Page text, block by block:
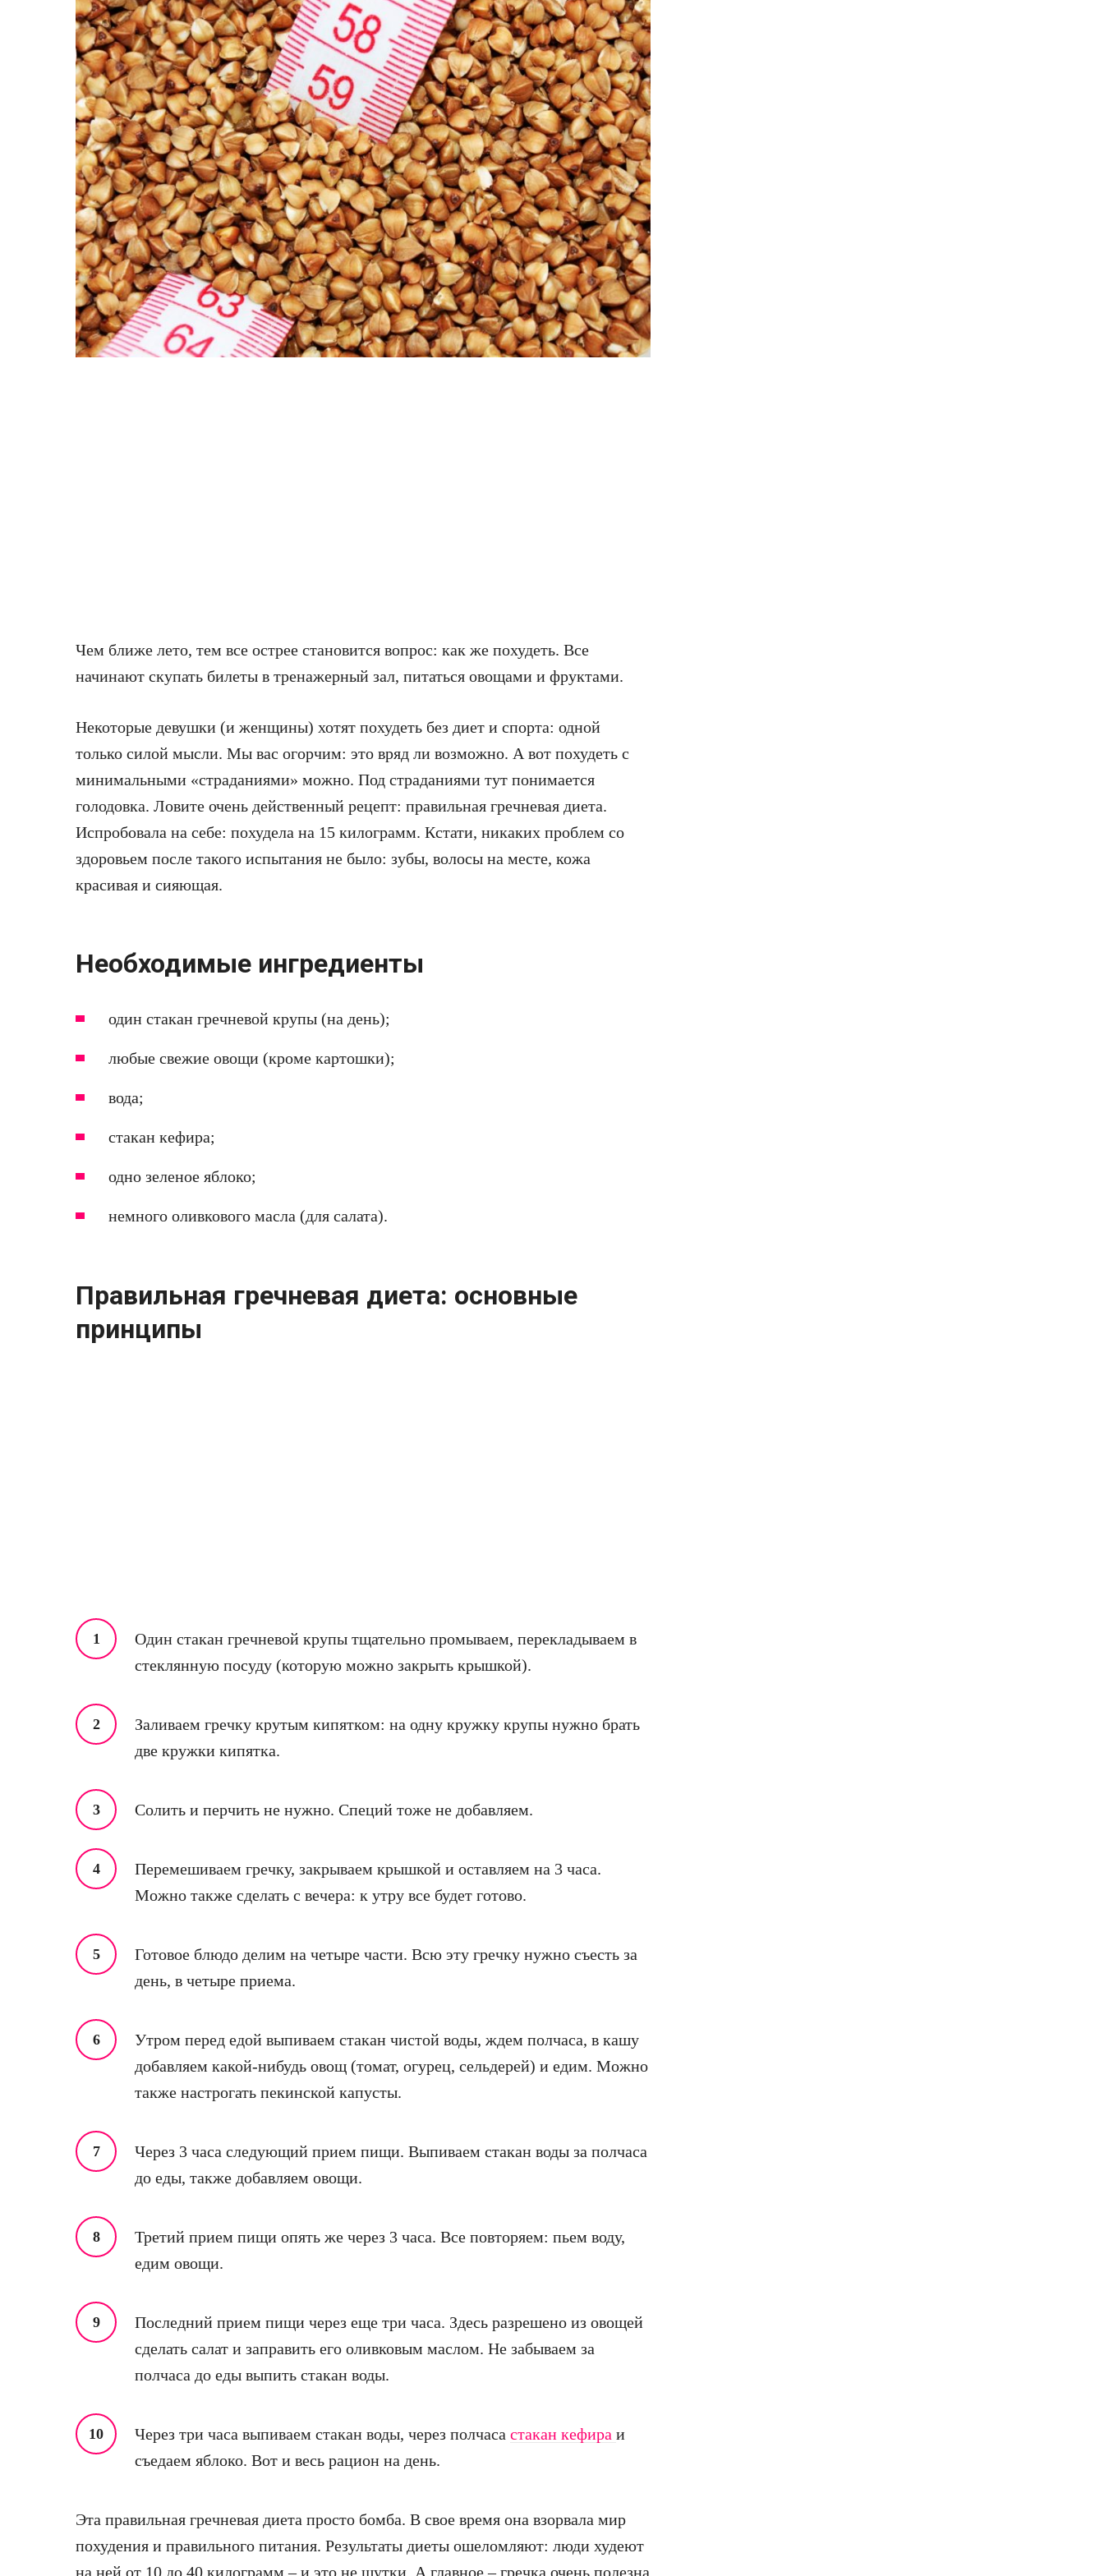
Чем ближе лето, тем все острее становится вопрос: как же похудеть. Все
начинают скупать билеты в тренажерный зал, питаться овощами и фруктами.
Некоторые девушки (и женщины) хотят похудеть без диет и спорта: одной
только силой мысли. Мы вас огорчим: это вряд ли возможно. А вот похудеть с
минимальными «страданиями» можно. Под страданиями тут понимается
голодовка. Ловите очень действенный рецепт: правильная гречневая диета.
Испробовала на себе: похудела на 15 килограмм. Кстати, никаких проблем со
здоровьем после такого испытания не было: зубы, волосы на месте, кожа
красивая и сияющая.
Необходимые ингредиенты
один стакан гречневой крупы (на день);
любые свежие овощи (кроме картошки);
вода;
стакан кефира;
одно зеленое яблоко;
немного оливкового масла (для салата).
Правильная гречневая диета: основные
принципы
Один стакан гречневой крупы тщательно промываем, перекладываем в
стеклянную посуду (которую можно закрыть крышкой).
Заливаем гречку крутым кипятком: на одну кружку крупы нужно брать
две кружки кипятка.
Солить и перчить не нужно. Специй тоже не добавляем.
Перемешиваем гречку, закрываем крышкой и оставляем на 3 часа.
Можно также сделать с вечера: к утру все будет готово.
Готовое блюдо делим на четыре части. Всю эту гречку нужно съесть за
день, в четыре приема.
Утром перед едой выпиваем стакан чистой воды, ждем полчаса, в кашу
добавляем какой-нибудь овощ (томат, огурец, сельдерей) и едим. Можно
также настрогать пекинской капусты.
Через 3 часа следующий прием пищи. Выпиваем стакан воды за полчаса
до еды, также добавляем овощи.
Третий прием пищи опять же через 3 часа. Все повторяем: пьем воду,
едим овощи.
Последний прием пищи через еще три часа. Здесь разрешено из овощей
сделать салат и заправить его оливковым маслом. Не забываем за
полчаса до еды выпить стакан воды.
Через три часа выпиваем стакан воды, через полчаса стакан кефира и
съедаем яблоко. Вот и весь рацион на день.
Эта правильная гречневая диета просто бомба. В свое время она взорвала мир
похудения и правильного питания. Результаты диеты ошеломляют: люди худеют
на ней от 10 до 40 килограмм – и это не шутки. А главное – гречка очень полезна